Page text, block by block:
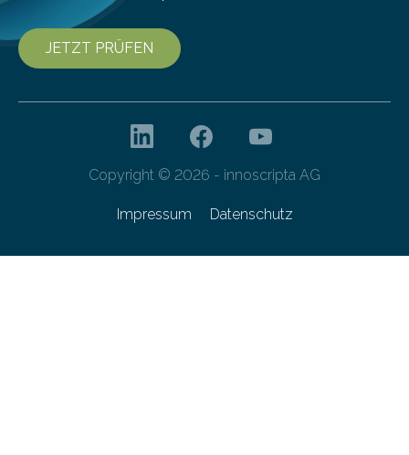
JETZT PRÜFEN
Copyright © 2026 - innoscripta AG
Impressum Datenschutz